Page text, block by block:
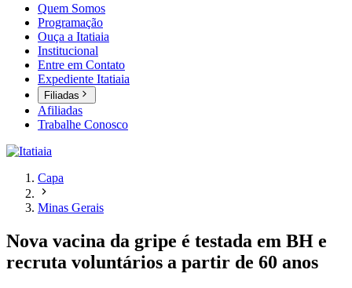
Quem Somos
Programação
Ouça a Itatiaia
Institucional
Entre em Contato
Expediente Itatiaia
Filiadas
Afiliadas
Trabalhe Conosco
Capa
Minas Gerais
Nova vacina da gripe é testada em BH e
recruta voluntários a partir de 60 anos